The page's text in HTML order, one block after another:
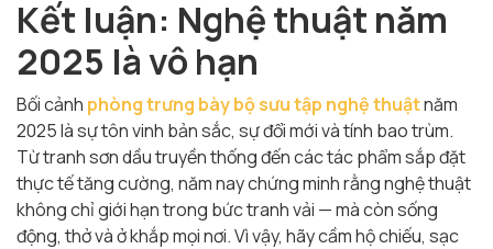
Kết luận: Nghệ thuật năm
2025 là vô hạn
Bối cảnh phòng trưng bày bộ sưu tập nghệ thuậtnăm
2025 là sự tôn vinh bản sắc, sự đổi mới và tính bao trùm.
Từ tranh sơn dầu truyền thống đến các tác phẩm sắp đặt
thực tế tăng cường, năm nay chứng minh rằng nghệ thuật
không chỉ giới hạn trong bức tranh vải — mà còn sống
động, thở và ở khắp mọi nơi. Vì vậy, hãy cầm hộ chiếu, sạc